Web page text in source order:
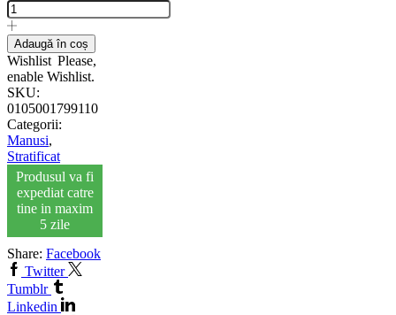
Adaugă în coș
Wishlist Please,
enable Wishlist.
SKU:
0105001799110
Categorii:
Manusi,
Stratificat
Produsul va fi
expediat catre
tine in maxim
5 zile
Share: Facebook
Twitter
Tumblr
Linkedin